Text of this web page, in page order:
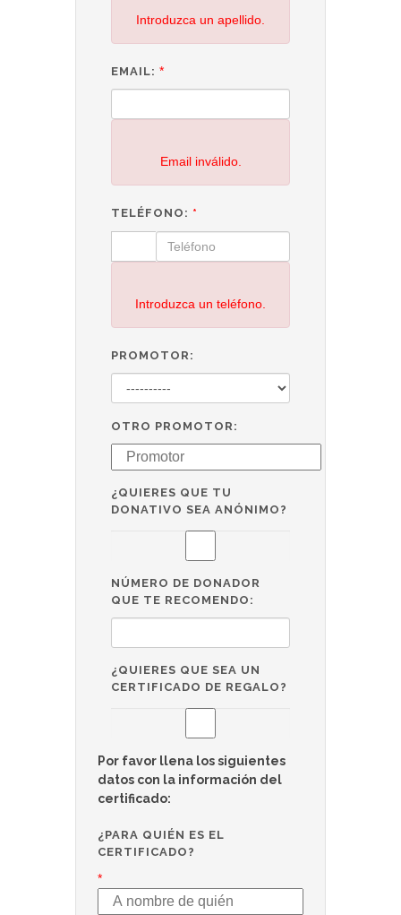
Introduzca un apellido.
EMAIL: *
Email inválido.
TELÉFONO: *
Introduzca un teléfono.
PROMOTOR:
OTRO PROMOTOR:
¿QUIERES QUE TU
DONATIVO SEA ANÓNIMO?
NÚMERO DE DONADOR
QUE TE RECOMENDO:
¿QUIERES QUE SEA UN
CERTIFICADO DE REGALO?
Por favor llena los siguientes
datos con la información del
certificado:
¿PARA QUIÉN ES EL
CERTIFICADO?
*